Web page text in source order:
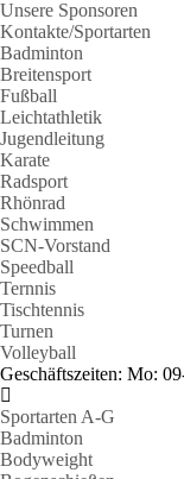
Unsere Sponsoren
Kontakte/Sportarten
Badminton
Breitensport
Fußball
Leichtathletik
Jugendleitung
Karate
Radsport
Rhönrad
Schwimmen
SCN-Vorstand
Speedball
Ternnis
Tischtennis
Turnen
Volleyball
Geschäftszeiten: Mo:
Sportarten A-G
Badminton
Bodyweight